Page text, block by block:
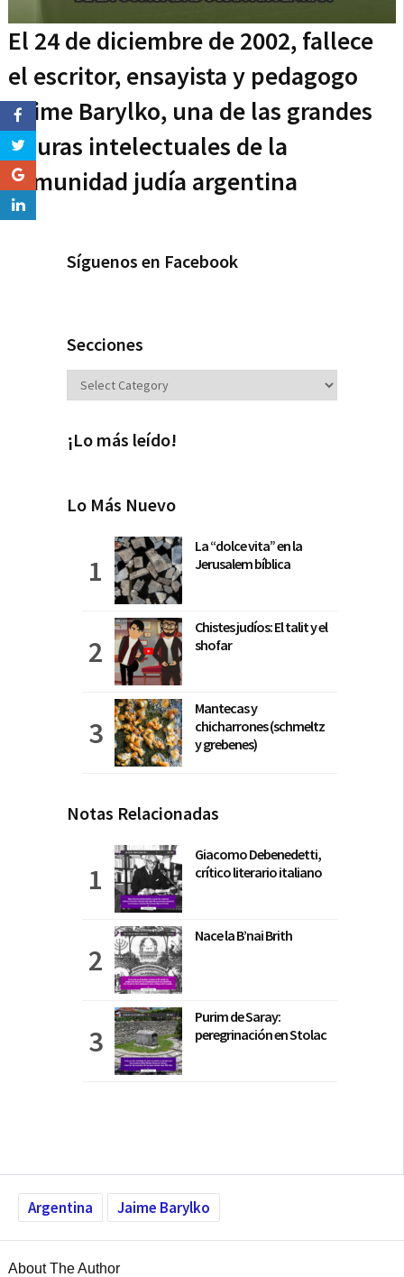
El 24 de diciembre de 2002, fallece
el escritor, ensayista y pedagogo
Jaime Barylko, una de las grandes
figuras intelectuales de la
comunidad judía argentina
Síguenos en Facebook
Secciones
Secciones
¡Lo más leído!
Lo Más Nuevo
La “dolce vita” en la
Jerusalem bíblica
Chistes judíos: El talit y el
shofar
Mantecas y
chicharrones (schmeltz
y grebenes)
Notas Relacionadas
Giacomo Debenedetti,
crítico literario italiano
Nace la B’nai Brith
Purim de Saray:
peregrinación en Stolac
Argentina Jaime Barylko
About The Author